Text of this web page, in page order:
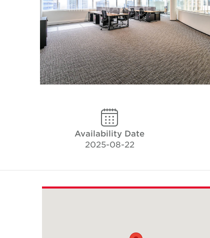
Availability Date
2025-08-22